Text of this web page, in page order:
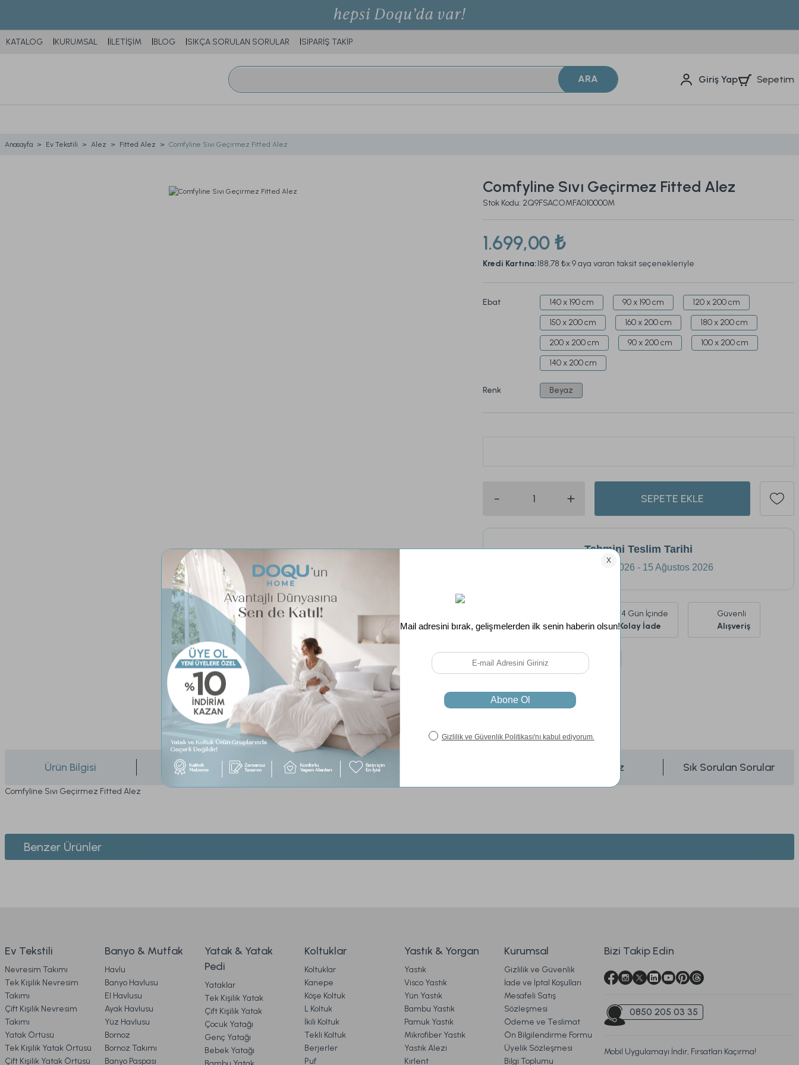
KATALOG KURUMSAL İLETİŞİM BLOG SIKÇA SORULAN SORULAR SİPARİŞ TAKİP
ARA Giriş Yap Sepetim
Anasayfa Ev Tekstili Alez Fitted Alez Comfyline Sıvı Geçirmez Fitted Alez
Comfyline Sıvı Geçirmez Fitted Alez
Stok Kodu: 2Q9FSACOMFA010000M
1.699,00 ₺
Kredi Kartına:188,78 ₺x 9 aya varan taksit seçenekleriyle
Ebat 140 x 190 cm 90 x 190 cm
120 x 200 cm
150 x 200 cm
160 x 200 cm
180 x 200 cm
200 x 200 cm
90 x 200 cm
100 x 200 cm
140 x 200 cm
Renk Beyaz
SEPETE EKLE
Tahmini Teslim Tarihi
12 Ağustos 2026 - 15 Ağustos 2026
Ücretsiz Kargo
14 Gün İçinde
Kolay İade
Güvenli
Alışveriş
Aynı Gün Kargo Kargo Bedava
Ürün Bilgisi Yorumlar Soru & Cevap Önerileriniz Sık Sorulan Sorular
Comfyline Sıvı Geçirmez Fitted Alez
Yorum Yaz
Soru Sor
Ürün resmi kalitesiz, bozuk veya görüntülenemiyor.
Gönder
5. İADE & DEĞİŞİM
6. ÜRÜN BİLGİLERİ
7. KAMPANYA & İNDİRİMLER
Benzer Ürünler
1.699,00 TL 1.799,00 TL
Ücretsiz Kargo
Sleepline Sıvı Geçirmez Fitted Alez 200 x 200 cm - Beyaz
1.499,00 TL
Comfyline Pamuk Sıvı Geçirmez Fitted Alez 200 x 200 cm
2.269,00 TL
Ev Tekstili
Nevresim Takımı
Tek Kişilik Nevresim
Takımı
Çift Kişilik Nevresim
Takımı
Yatak Örtüsü
Tek Kişilik Yatak Örtüsü
Çift Kişilik Yatak Örtüsü
Banyo & Mutfak
Havlu
Banyo Havlusu
El Havlusu
Ayak Havlusu
Yüz Havlusu
Bornoz
Bornoz Takımı
Banyo Paspası
Yatak & Yatak
Pedi
Yataklar
Tek Kişilik Yatak
Çift Kişilik Yatak
Çocuk Yatağı
Genç Yatağı
Bebek Yatağı
Koltuklar
Koltuklar
Kanepe
Köşe Koltuk
L Koltuk
İkili Koltuk
Tekli Koltuk
Berjerler
Puf
Yastık & Yorgan
Yastık
Visco Yastık
Yün Yastık
Bambu Yastık
Pamuk Yastık
Mikrofiber Yastık
Yastık Alezi
Kırlent
Kurumsal
Gizlilik ve Güvenlik
İade ve İptal Koşulları
Mesafeli Satış
Sözleşmesi
Ödeme ve Teslimat
Ön Bilgilendirme Formu
Üyelik Sözleşmesi
Bilgi Toplumu
Bizi Takip Edin
0850 205 03 35
Mobil Uygulamayı İndir, Fırsatları Kaçırma!